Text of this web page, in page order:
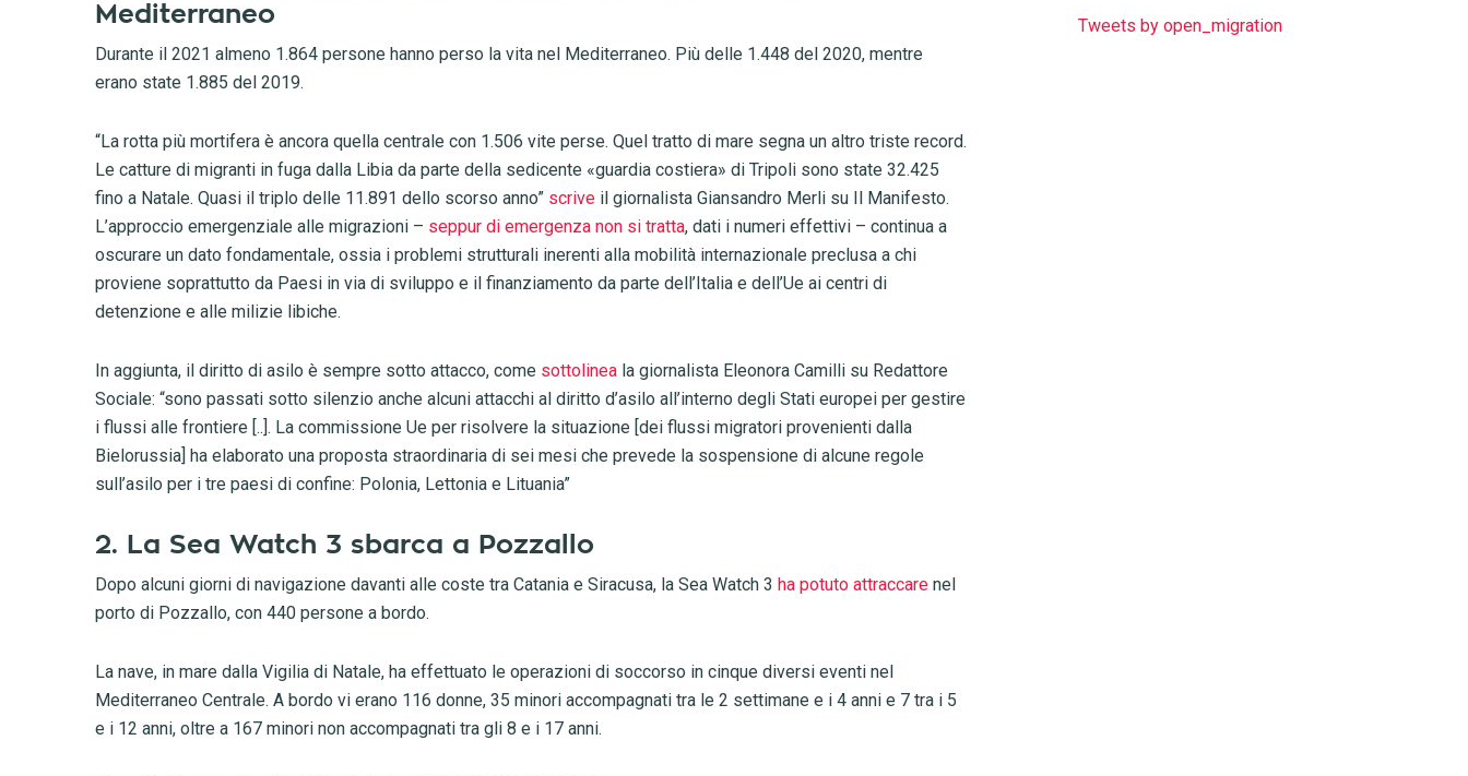
Mediterraneo
Durante il 2021 almeno 1.864 persone hanno perso la vita nel Mediterraneo. Più delle 1.448 del 2020, mentre
erano state 1.885 del 2019.
“La rotta più mortifera è ancora quella centrale con 1.506 vite perse. Quel tratto di mare segna un altro triste record.
Le catture di migranti in fuga dalla Libia da parte della sedicente «guardia costiera» di Tripoli sono state 32.425
fino a Natale. Quasi il triplo delle 11.891 dello scorso anno” scrive il giornalista Giansandro Merli su Il Manifesto.
L’approccio emergenziale alle migrazioni – seppur di emergenza non si tratta, dati i numeri effettivi – continua a
oscurare un dato fondamentale, ossia i problemi strutturali inerenti alla mobilità internazionale preclusa a chi
proviene soprattutto da Paesi in via di sviluppo e il finanziamento da parte dell’Italia e dell’Ue ai centri di
detenzione e alle milizie libiche.
In aggiunta, il diritto di asilo è sempre sotto attacco, come sottolinea la giornalista Eleonora Camilli su Redattore
Sociale: “sono passati sotto silenzio anche alcuni attacchi al diritto d’asilo all’interno degli Stati europei per gestire
i flussi alle frontiere [..]. La commissione Ue per risolvere la situazione [dei flussi migratori provenienti dalla
Bielorussia] ha elaborato una proposta straordinaria di sei mesi che prevede la sospensione di alcune regole
sull’asilo per i tre paesi di confine: Polonia, Lettonia e Lituania”
2. La Sea Watch 3 sbarca a Pozzallo
Dopo alcuni giorni di navigazione davanti alle coste tra Catania e Siracusa, la Sea Watch 3 ha potuto attraccare nel
porto di Pozzallo, con 440 persone a bordo.
La nave, in mare dalla Vigilia di Natale, ha effettuato le operazioni di soccorso in cinque diversi eventi nel
Mediterraneo Centrale. A bordo vi erano 116 donne, 35 minori accompagnati tra le 2 settimane e i 4 anni e 7 tra i 5
e i 12 anni, oltre a 167 minori non accompagnati tra gli 8 e i 17 anni.
Tweets by open_migration